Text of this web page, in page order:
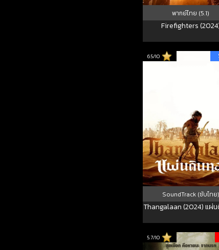
พากย์ไทย (5.1)
Firefighters
6.5/10
SoundTrack (ซับไทย)
Thangalaan (2024) แผ่
5.7/10